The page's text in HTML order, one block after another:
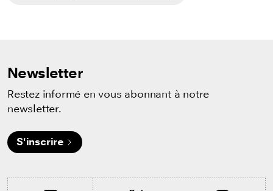
Newsletter
Restez informé en vous abonnant à notre
newsletter.
S'inscrire